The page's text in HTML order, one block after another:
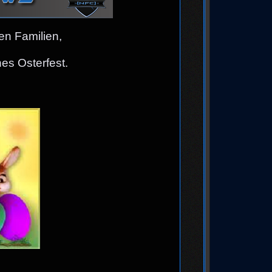
Familien,
Osterfest.